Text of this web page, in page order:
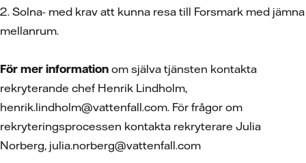
2. Solna- med krav att kunna resa till Forsmark med jämna
mellanrum.
För mer information om själva tjänsten kontakta
rekryterande chef Henrik Lindholm,
henrik.lindholm@vattenfall.com. För frågor om
rekryteringsprocessen kontakta rekryterare Julia
Norberg, julia.norberg@vattenfall.com